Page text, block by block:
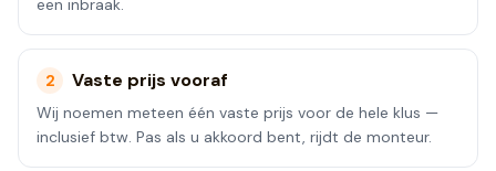
een inbraak.
2 Vaste prijs vooraf
Wij noemen meteen één vaste prijs voor de hele klus —
inclusief btw. Pas als u akkoord bent, rijdt de monteur.